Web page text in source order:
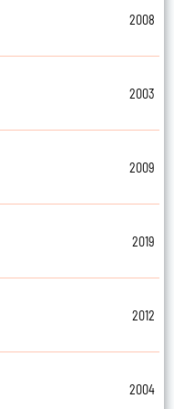
2008
2003
2009
2019
2012
2004